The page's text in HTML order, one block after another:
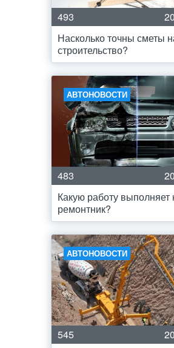
493
Насколько точны сметы
строительство?
АВТОНОВОСТИ
483
Какую работу выполняет
ремонтник?
АВТОНОВОСТИ
545